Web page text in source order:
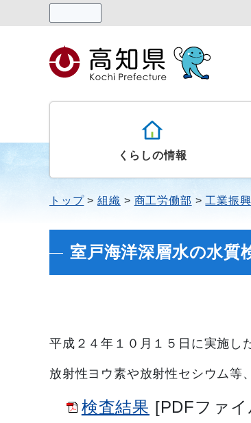
くらしの情報
トップ 組織 商工労働部 工業振
室戸海洋深層水の水質
平成２４年１０ 月１５日に実施し
放射性ヨウ素や放射性セシウム等
検査結果 [PDFファ